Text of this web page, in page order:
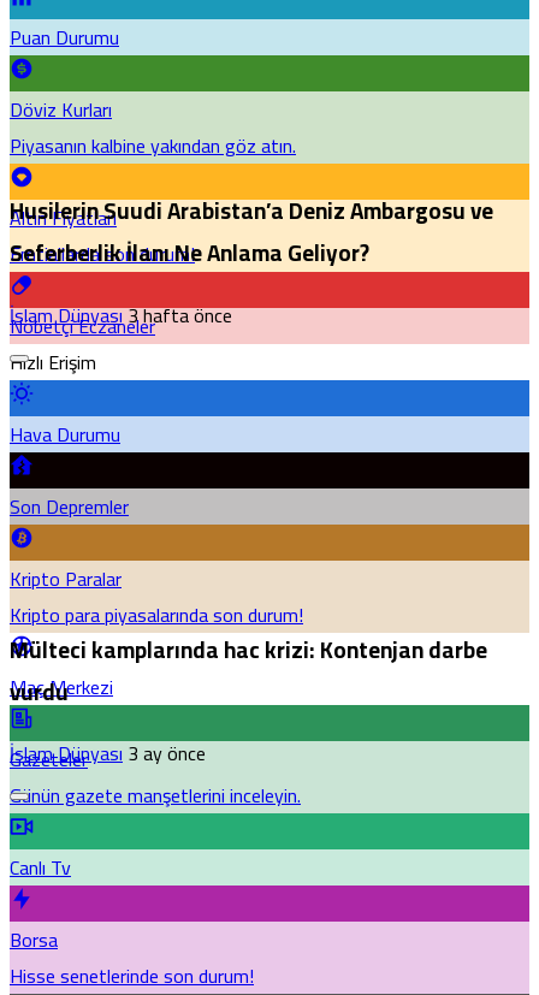
Puan Durumu
Döviz Kurları
Piyasanın kalbine yakından göz atın.
Altın Fiyatları
Emtia'larda son durum!
Nöbetçi Eczaneler
Hızlı Erişim
Hava Durumu
Son Depremler
Kripto Paralar
Kripto para piyasalarında son durum!
Maç Merkezi
Gazeteler
Günün gazete manşetlerini inceleyin.
Canlı Tv
Borsa
Hisse senetlerinde son durum!
Husilerin Suudi Arabistan’a Deniz Ambargosu ve
Seferberlik İlanı Ne Anlama Geliyor?
İslam Dünyası3 hafta önce
Mülteci kamplarında hac krizi: Kontenjan darbe
vurdu
İslam Dünyası3 ay önce